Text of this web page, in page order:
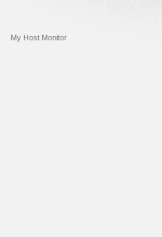
My Host Monitor